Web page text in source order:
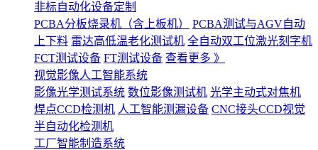
非标自动化设备定制
PCBA分板烧录机（含上板机）
PCBA测试与AGV自动
上下料 雷达高低温老化测试机 全自动双工位激光刻字机
FCT测试设备 FT测试设备 查看更多 》
视觉影像人工智能系统
影像光学测试系统 数位影像测试机 光学主动式对焦机
焊点CCD检测机 人工智能测漏设备 CNC接头CCD视觉
半自动化检测机
工厂智能制造系统